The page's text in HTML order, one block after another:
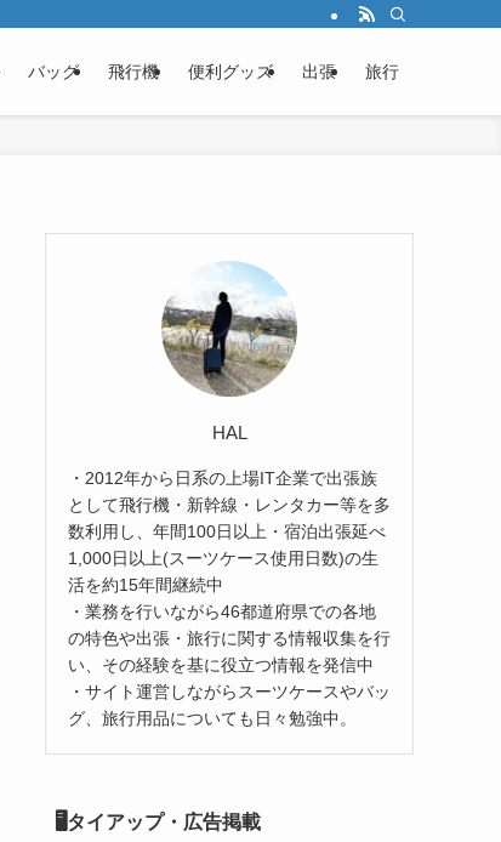
バッグ 飛行機 便利グッズ 出張 旅行
HAL
・2012年から日系の上場IT企業で出張族
として飛行機・新幹線・レンタカー等を多
数利用し、年間100日以上・宿泊出張延べ
1,000日以上(スーツケース使用日数)の生
活を約15年間継続中
・業務を行いながら46都道府県での各地
の特色や出張・旅行に関する情報収集を行
い、その経験を基に役立つ情報を発信中
・サイト運営しながらスーツケースやバッ
グ、旅行用品についても日々勉強中。
🖥タイアップ・広告掲載